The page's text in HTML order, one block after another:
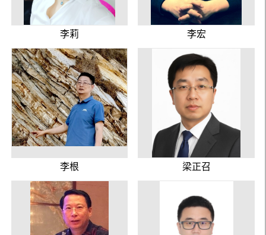
李莉 李宏
李根 梁正召